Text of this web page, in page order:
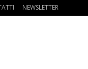
NEWSLETTER